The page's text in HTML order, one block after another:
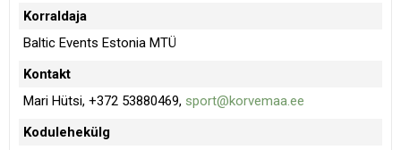
Korraldaja
Baltic Events Estonia MTÜ
Kontakt
Mari Hütsi, +372 53880469, sport@korvemaa.ee
Kodulehekülg